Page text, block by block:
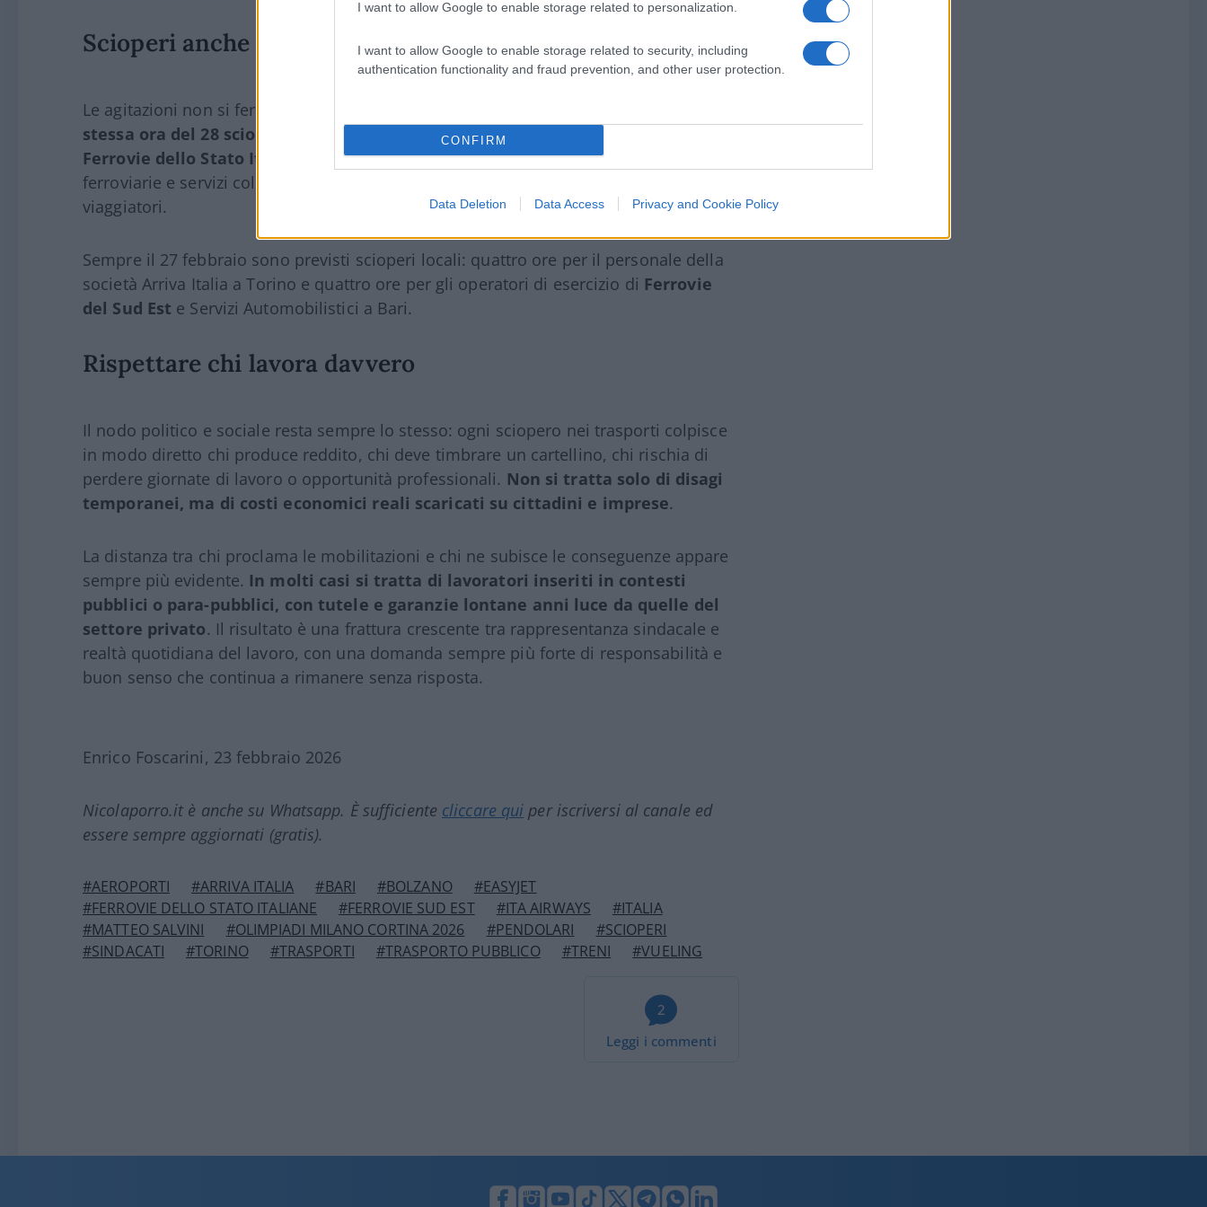
I want to allow Google to enable storage related to personalization.
I want to allow Google to enable storage related to security, including
authentication functionality and fraud prevention, and other user protection.
CONFIRM
Data Deletion Data Access Privacy and Cookie Policy
Scioperi anche su treni e trasporto locale
Le agitazioni non si fermeranno agli aeroporti.
stessa ora del 28 sciopererà il personale di macchina e di bordo del gruppo
Ferrovie dello Stato Italiane
. Ulteriori stop riguarderanno anche altre imprese
ferroviarie e servizi collegati, ampliando il rischio di disagi per pendolari e
viaggiatori.
Sempre il 27 febbraio sono previsti scioperi locali: quattro ore per il personale della
società Arriva Italia a Torino e quattro ore per gli operatori di esercizio di Ferrovie
del Sud Est e Servizi Automobilistici a Bari.
Rispettare chi lavora davvero
Il nodo politico e sociale resta sempre lo stesso: ogni sciopero nei trasporti colpisce
in modo diretto chi produce reddito, chi deve timbrare un cartellino, chi rischia di
perdere giornate di lavoro o opportunità professionali. Non si tratta solo di disagi
temporanei, ma di costi economici reali scaricati su cittadini e imprese.
La distanza tra chi proclama le mobilitazioni e chi ne subisce le conseguenze appare
sempre più evidente. In molti casi si tratta di lavoratori inseriti in contesti
pubblici o para-pubblici, con tutele e garanzie lontane anni luce da quelle del
settore privato. Il risultato è una frattura crescente tra rappresentanza sindacale e
realtà quotidiana del lavoro, con una domanda sempre più forte di responsabilità e
buon senso che continua a rimanere senza risposta.
Enrico Foscarini, 23 febbraio 2026
Nicolaporro.it è anche su Whatsapp. È sufficiente cliccare qui per iscriversi al canale ed
essere sempre aggiornati (gratis).
#AEROPORTI #ARRIVA ITALIA #BARI #BOLZANO
#EASYJET
#FERROVIE DELLO STATO ITALIANE
#FERROVIE SUD EST #ITA AIRWAYS
#ITALIA
#MATTEO SALVINI
#OLIMPIADI MILANO CORTINA 2026 #PENDOLARI
#SCIOPERI
#SINDACATI
#TORINO #TRASPORTI #TRASPORTO PUBBLICO #TRENI #VUELING
2
Leggi i commenti